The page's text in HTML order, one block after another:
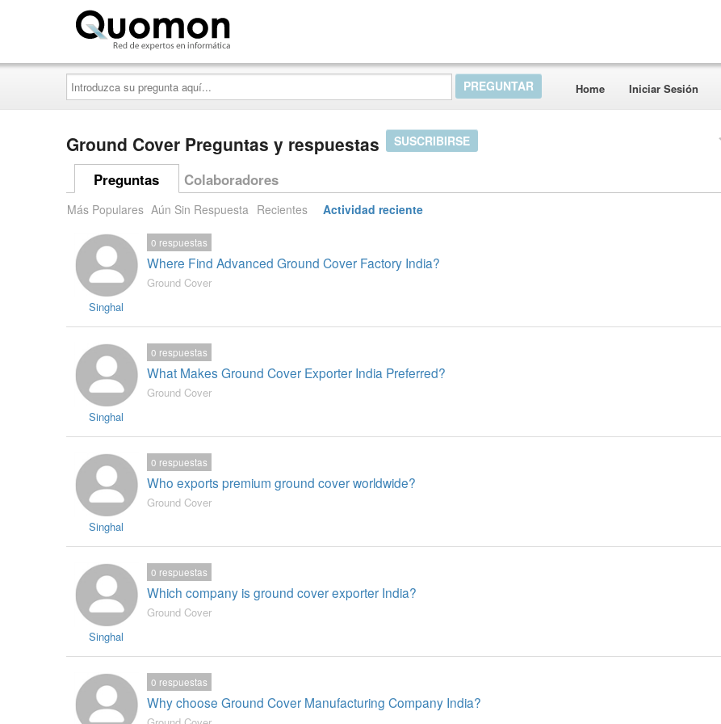
Introduzca
su
pregunta
aquí...
Home Iniciar Sesión
Ground Cover Preguntas y respuestas SUSCRIBIRSE
Preguntas Colaboradores
Más Populares Aún Sin Respuesta Recientes Actividad reciente
Singhal
Where Find Advanced Ground Cover Factory India?
0 respuestas
Ground Cover
Singhal
What Makes Ground Cover Exporter India Preferred?
0 respuestas
Ground Cover
Singhal
Who exports premium ground cover worldwide?
0 respuestas
Ground Cover
Singhal
Which company is ground cover exporter India?
0 respuestas
Ground Cover
Why choose Ground Cover Manufacturing Company India?
0 respuestas